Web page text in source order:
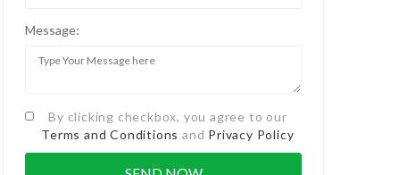
Message:
By clicking checkbox, you agree to our
Terms and Conditions and Privacy Policy